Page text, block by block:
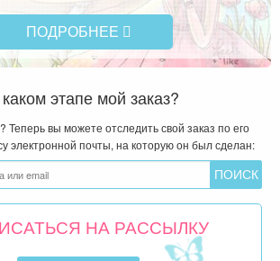
ПОДРОБНЕЕ
этапе мой заказ?
Теперь вы можете отследить свой заказ по его
электронной почты, на которую он был сделан:
НА РАССЫЛКУ